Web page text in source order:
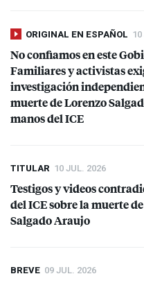
ORIGINAL EN ESPAÑOL
No confiamos en este
Familiares y activistas
investigación
muerte de Lorenzo
manos delICE
TITULAR 10 JUL. 2026
Testigos y videos
delICEsobre la muerte
Salgado Araujo
BREVE 09 JUL. 2026